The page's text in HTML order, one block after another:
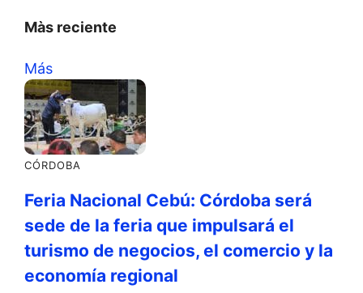
Màs reciente
Más
CÓRDOBA
Feria Nacional Cebú: Córdoba será
sede de la feria que impulsará el
turismo de negocios, el comercio y la
economía regional